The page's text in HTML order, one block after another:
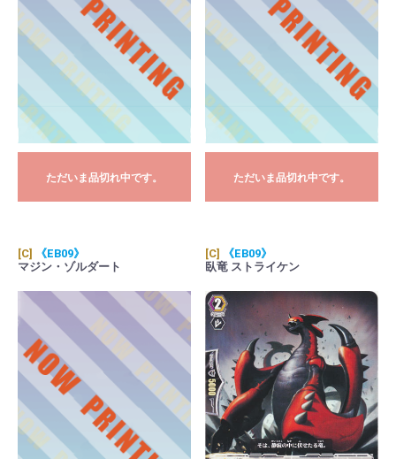
ただいま品切れ中です。 ただいま品切れ中です。
[C]
《EB09》
マジン・ゾルダート
[C]
《EB09》
臥竜 ストライケン